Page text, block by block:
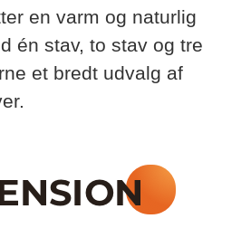
en varm og naturlig
én stav, to stav og tre
et bredt udvalg af